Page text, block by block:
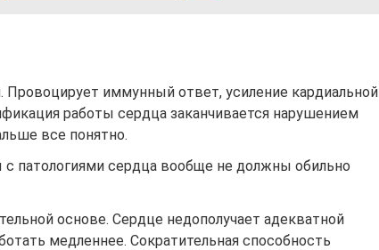
Провоцирует иммунный ответ, усиление кардиальной
работы сердца заканчивается нарушением
все понятно.
патологиями сердца вообще не должны обильно
основе. Сердце недополучает адекватной
медленнее. Сократительная способность